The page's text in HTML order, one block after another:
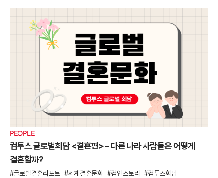
PEOPLE
컴투스 글로벌회담 <결혼편> – 다른 나라 사람들은 어떻게
결혼할까?
글로벌결혼리포트 세계결혼문화 컴인스토리 컴투스회담